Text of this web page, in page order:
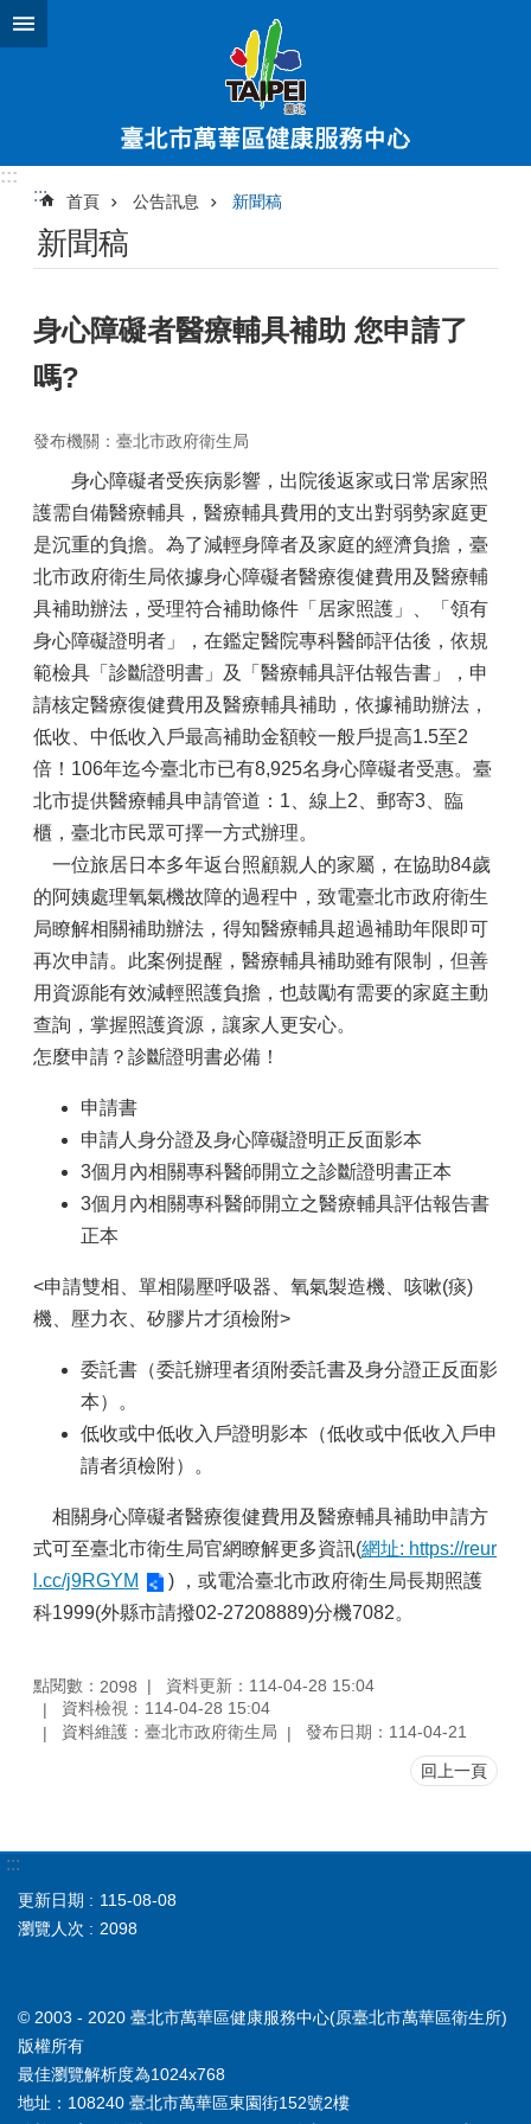
跳到主要內容區塊
:::
:::
首頁 公告訊息 新聞稿
新聞稿
身心障礙者醫療輔具補助 您申請了
嗎?
發布機關：臺北市政府衛生局
身心障礙者受疾病影響，出院後返家或日常居家照
護需自備醫療輔具，醫療輔具費用的支出對弱勢家庭更
是沉重的負擔。為了減輕身障者及家庭的經濟負擔，臺
北市政府衛生局依據身心障礙者醫療復健費用及醫療輔
具補助辦法，受理符合補助條件「居家照護」、「領有
身心障礙證明者」，在鑑定醫院專科醫師評估後，依規
範檢具「診斷證明書」及「醫療輔具評估報告書」，申
請核定醫療復健費用及醫療輔具補助，依據補助辦法，
低收、中低收入戶最高補助金額較一般戶提高1.5至2
倍！106年迄今臺北市已有8,925名身心障礙者受惠。臺
北市提供醫療輔具申請管道：1、線上2、郵寄3、臨
櫃，臺北市民眾可擇一方式辦理。
一位旅居日本多年返台照顧親人的家屬，在協助84歲
的阿姨處理氧氣機故障的過程中，致電臺北市政府衛生
局瞭解相關補助辦法，得知醫療輔具超過補助年限即可
再次申請。此案例提醒，醫療輔具補助雖有限制，但善
用資源能有效減輕照護負擔，也鼓勵有需要的家庭主動
查詢，掌握照護資源，讓家人更安心。
怎麼申請？診斷證明書必備！
申請書
申請人身分證及身心障礙證明正反面影本
3個月內相關專科醫師開立之診斷證明書正本
3個月內相關專科醫師開立之醫療輔具評估報告書
正本
<申請雙相、單相陽壓呼吸器、氧氣製造機、咳嗽(痰)
機、壓力衣、矽膠片才須檢附>
委託書（委託辦理者須附委託書及身分證正反面影
本）。
低收或中低收入戶證明影本（低收或中低收入戶申
請者須檢附）。
相關身心障礙者醫療復健費用及醫療輔具補助申請方
式可至臺北市衛生局官網瞭解更多資訊(網址: https://reur
l.cc/j9RGYM
) ，或電洽臺北市政府衛生局長期照護
科1999(外縣市請撥02-27208889)分機7082。
點閱數： 2098
資料更新：114-04-28 15:04
資料檢視：114-04-28 15:04
資料維護：臺北市政府衛生局
發布日期：114-04-21
回上一頁
:::
更新日期
115-08-08
瀏覽人次
2098
© 2003 - 2020 臺北市萬華區健康服務中心(原臺北市萬華區衛生所)
版權所有
最佳瀏覽解析度為1024x768
地址：108240 臺北市萬華區東園街152號2樓